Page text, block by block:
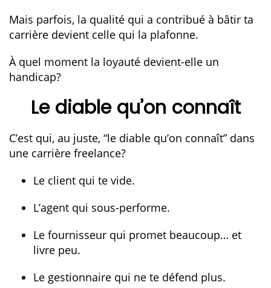
Mais parfois, la qualité qui a contribué à bâtir ta
carrière devient celle qui la plafonne.
À quel moment la loyauté devient-elle un
handicap?
Le diable qu’on connaît
C’est qui, au juste, “le diable qu’on connaît” dans
une carrière freelance?
Le client qui te vide.
L’agent qui sous-performe.
Le fournisseur qui promet beaucoup… et
livre peu.
Le gestionnaire qui ne te défend plus.